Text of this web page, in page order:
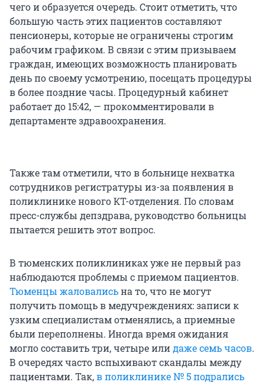
чего и образуется очередь. Стоит отметить, что
большую часть этих пациентов составляют
пенсионеры, которые не ограничены строгим
рабочим графиком. В связи с этим призываем
граждан, имеющих возможность планировать
день по своему усмотрению, посещать процедуры
в более поздние часы. Процедурный кабинет
работает до 15:42, — прокомментировали в
департаменте здравоохранения.
Также там отметили, что в больнице нехватка
сотрудников регистратуры из-за появления в
поликлинике нового КТ-отделения. По словам
пресс-службы депздрава, руководство больницы
пытается решить этот вопрос.
В тюменских поликлиниках уже не первый раз
наблюдаются проблемы с приемом пациентов.
Тюменцы жаловалисьна то, что не могут
получить помощь в медучреждениях: записи к
узким специалистам отменялись, а приемные
были переполнены. Иногда время ожидания
могло составить три, четыре илидаже семь часов.
В очередях часто вспыхивают скандалы между
пациентами. Так,в поликлинике № 5 подрались